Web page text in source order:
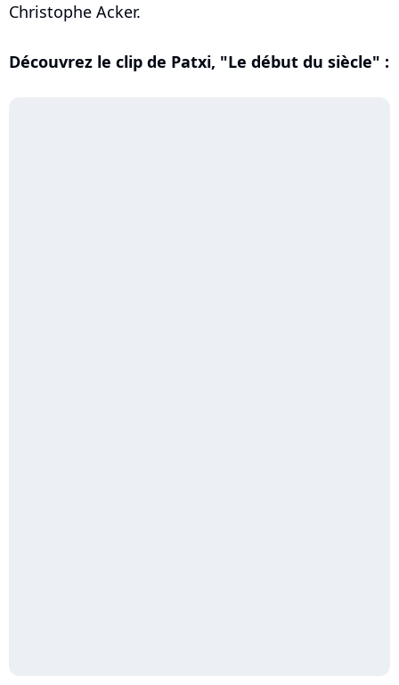
Christophe Acker.
Découvrez le clip de Patxi, "Le début du siècle" :